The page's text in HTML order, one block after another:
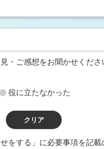
・ご感想をお聞かせくださ
役に立たなかった
をする」に必要事項を記載